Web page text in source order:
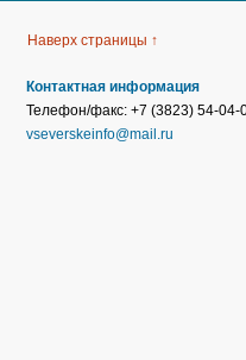
Наверх страницы ↑
Контактная информация
Телефон/факс: +7 (3823) 54-04-
vseverskeinfo@mail.ru